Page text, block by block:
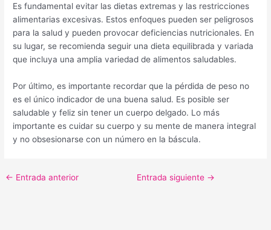
Es fundamental evitar las dietas extremas y las restricciones
alimentarias excesivas. Estos enfoques pueden ser peligrosos
para la salud y pueden provocar deficiencias nutricionales. En
su lugar, se recomienda seguir una dieta equilibrada y variada
que incluya una amplia variedad de alimentos saludables.
Por último, es importante recordar que la pérdida de peso no
es el único indicador de una buena salud. Es posible ser
saludable y feliz sin tener un cuerpo delgado. Lo más
importante es cuidar su cuerpo y su mente de manera integral
y no obsesionarse con un número en la báscula.
← Entrada anterior Entrada siguiente →